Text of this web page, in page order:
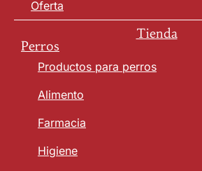
Oferta
Tienda
Perros
Productos para perros
Alimento
Farmacia
Higiene